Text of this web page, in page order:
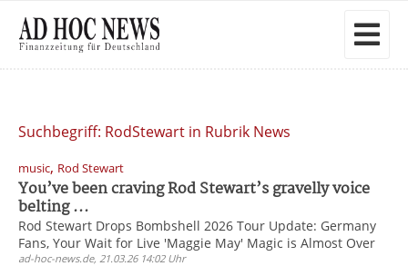
Suchbegriff: RodStewart in Rubrik News
music, Rod Stewart
You’ve been craving Rod Stewart’s gravelly voice
belting ...
Rod Stewart Drops Bombshell 2026 Tour Update: Germany
Fans, Your Wait for Live 'Maggie May' Magic is Almost Over
ad-hoc-news.de, 21.03.26 14:02 Uhr